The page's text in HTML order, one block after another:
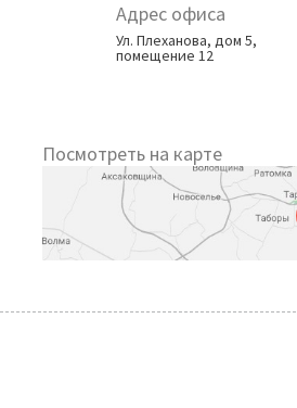
Адрес офиса
Ул. Плеханова, дом 5,
помещение 12
Посмотреть на карте